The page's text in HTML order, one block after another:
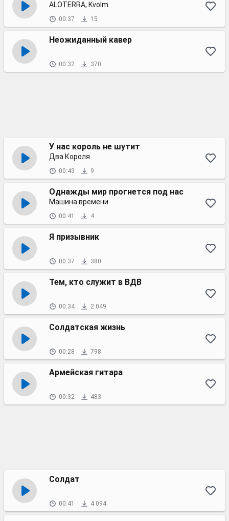
ALOTERRA, Kvolm
00:37 15
Неожиданный кавер
00:32 370
У нас король не шутит
Два Короля
00:43 9
Однажды мир прогнется под нас
Машина времени
00:41 4
Я призывник
00:37 380
Тем, кто служит в ВДВ
00:34 2 049
Солдатская жизнь
00:28 798
Армейская гитара
00:32 483
Солдат
00:41 4 094